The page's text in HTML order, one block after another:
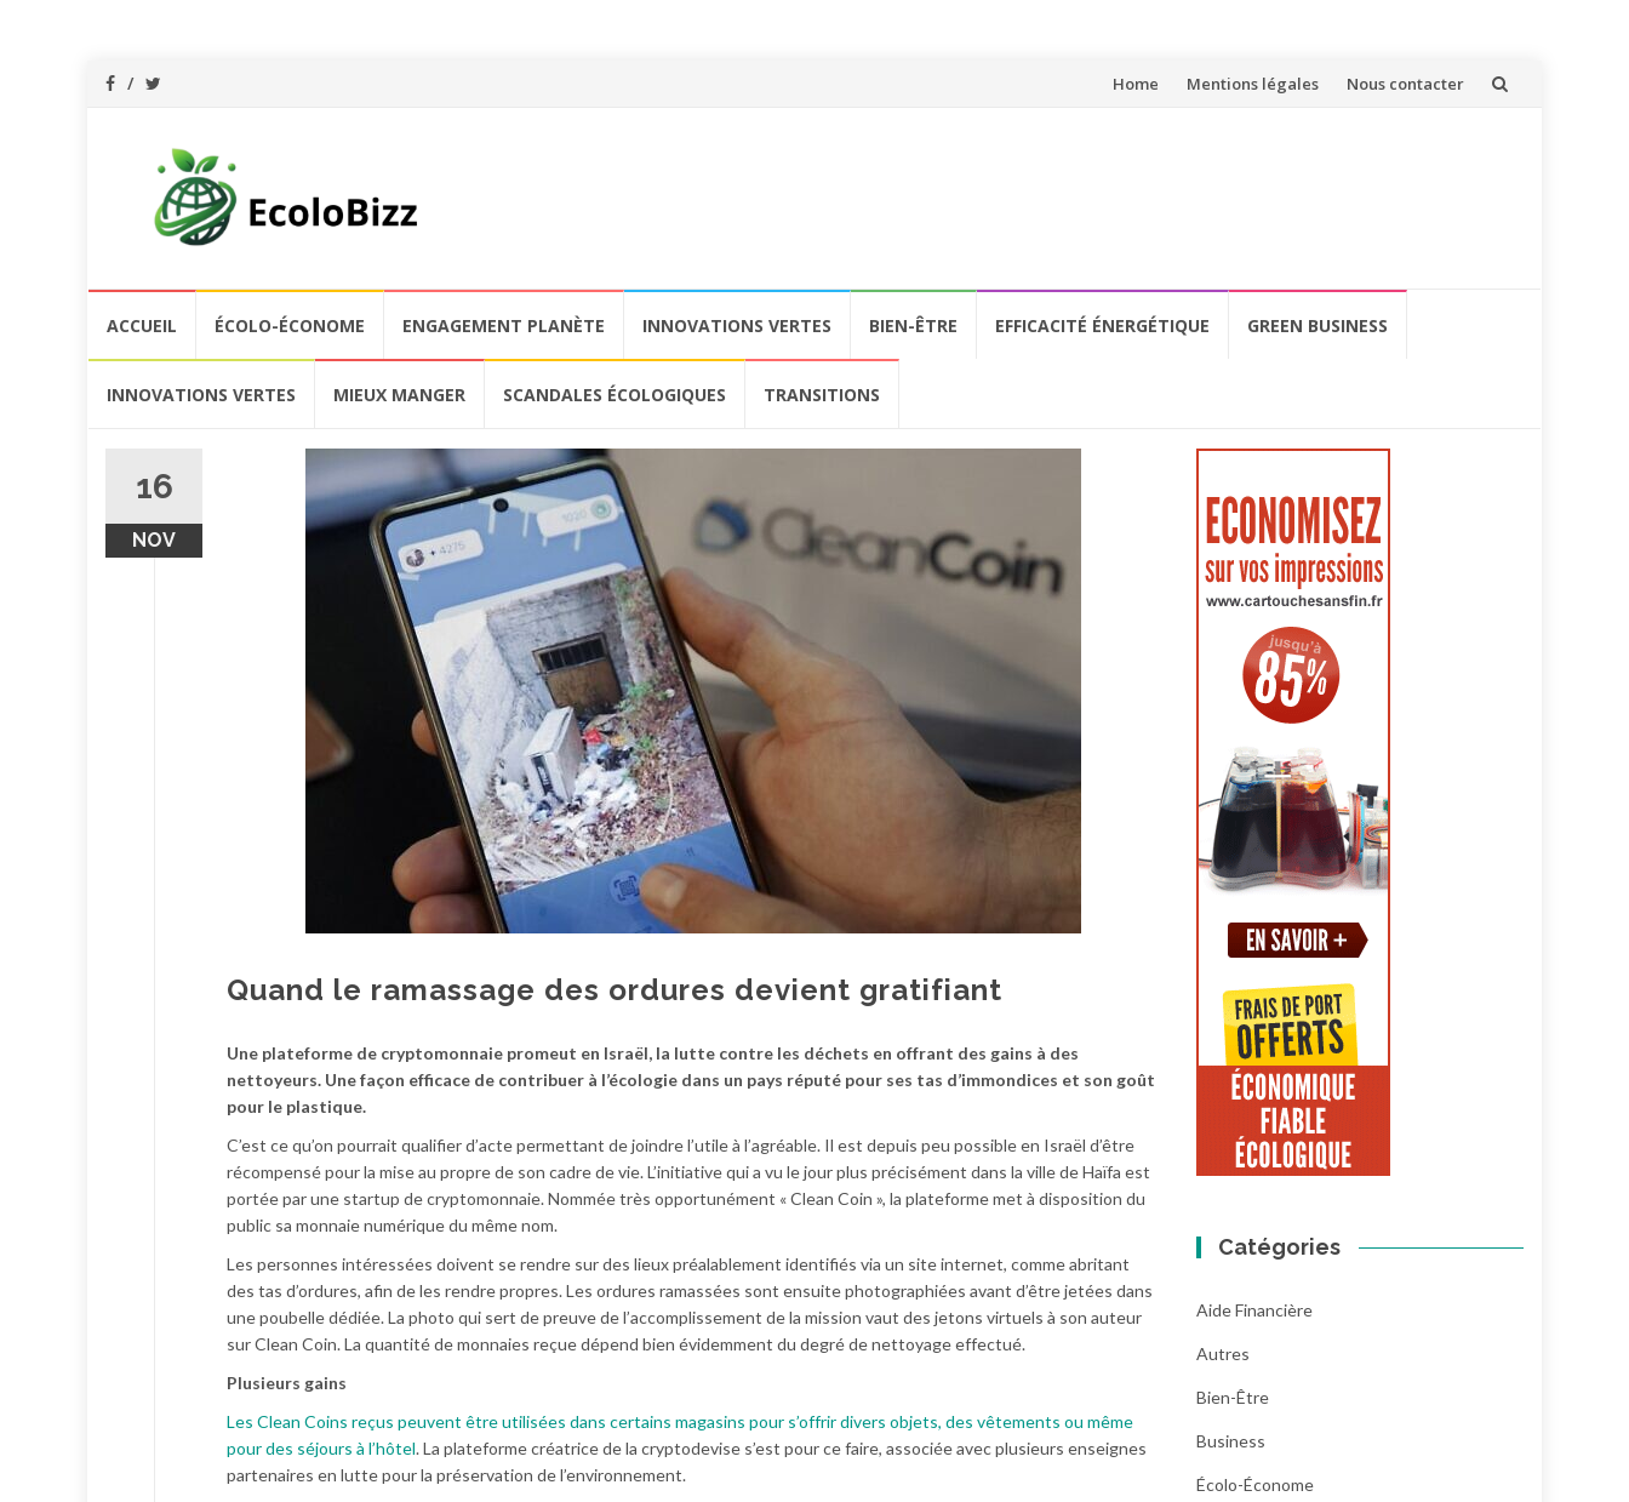
Aller
Home Mentions légales Nous contacter
contenu
ACCUEIL ÉCOLO-ÉCONOME ENGAGEMENT PLANÈTE INNOVATIONS VERTES BIEN-ÊTRE EFFICACITÉ ÉNERGÉTIQUE GREEN BUSINESS
INNOVATIONS VERTES MIEUX MANGER SCANDALES ÉCOLOGIQUES TRANSITIONS
16
NOV
Quand le ramassage des ordures devient gratifiant
Une plateforme de cryptomonnaie promeut en Israël, la lutte contre les déchets en offrant des gains à des
nettoyeurs. Une façon efficace de contribuer à l’écologie dans un pays réputé pour ses tas d’immondices et son goût
pour le plastique.
C’est ce qu’on pourrait qualifier d’acte permettant de joindre l’utile à l’agréable. Il est depuis peu possible en Israël d’être
récompensé pour la mise au propre de son cadre de vie. L’initiative qui a vu le jour plus précisément dans la ville de Haïfa est
portée par une startup de cryptomonnaie. Nommée très opportunément « Clean Coin », la plateforme met à disposition du
public sa monnaie numérique du même nom.
Les personnes intéressées doivent se rendre sur des lieux préalablement identifiés via un site internet, comme abritant
des tas d’ordures, afin de les rendre propres. Les ordures ramassées sont ensuite photographiées avant d’être jetées dans
une poubelle dédiée. La photo qui sert de preuve de l’accomplissement de la mission vaut des jetons virtuels à son auteur
sur Clean Coin. La quantité de monnaies reçue dépend bien évidemment du degré de nettoyage effectué.
Plusieurs gains
Les Clean Coins reçus peuvent être utilisées dans certains magasins pour s’offrir divers objets, des vêtements ou même
pour des séjours à l’hôtel. La plateforme créatrice de la cryptodevise s’est pour ce faire, associée avec plusieurs enseignes
partenaires en lutte pour la préservation de l’environnement.
Catégories
Aide Financière
Autres
Bien-Être
Business
Écolo-Économe